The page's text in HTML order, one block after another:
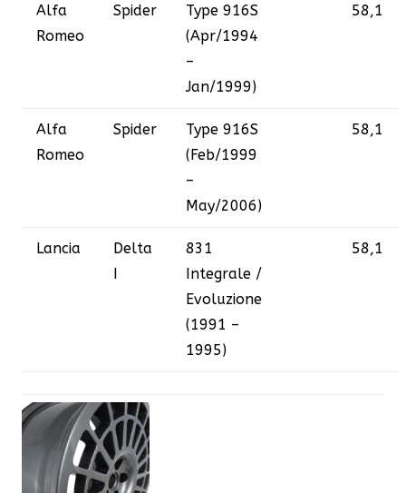
Alfa
Romeo
Spider
Type 916S
(Apr/1994
–
Jan/1999)
58,1
Alfa
Romeo
Spider
Type 916S
(Feb/1999
–
May/2006)
58,1
Lancia
Delta
I
831
Integrale /
Evoluzione
(1991 –
1995)
58,1